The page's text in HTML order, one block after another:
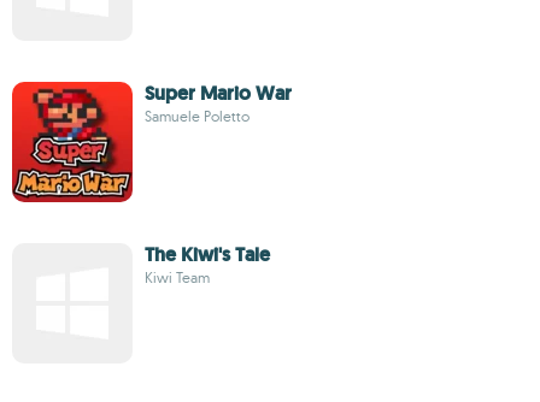
Super Mario War
Samuele Poletto
The Kiwi's Tale
Kiwi Team